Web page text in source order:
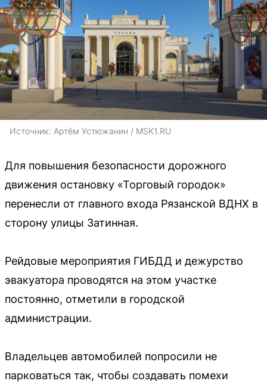
Источник: Артём Устюжанин / MSK1.RU
Для повышения безопасности дорожного
движения остановку «Торговый городок»
перенесли от главного входа Рязанской ВДНХ в
сторону улицы Затинная.
Рейдовые мероприятия ГИБДД и дежурство
эвакуатора проводятся на этом участке
постоянно, отметили в городской
администрации.
Владельцев автомобилей попросили не
парковаться так, чтобы создавать помехи